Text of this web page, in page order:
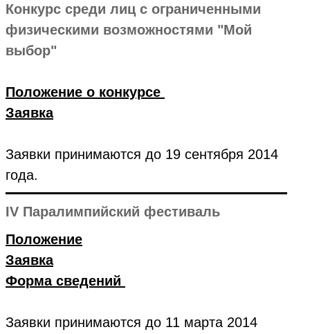
Конкурс среди лиц с ограниченными
физическими возможностями "Мой
выбор"
Положение о конкурсе
Заявка
Заявки принимаются до 19 сентября 2014
года.
IV Паралимпийский фестиваль
Положение
Заявка
Форма сведений
Заявки принимаются до 11 марта 2014